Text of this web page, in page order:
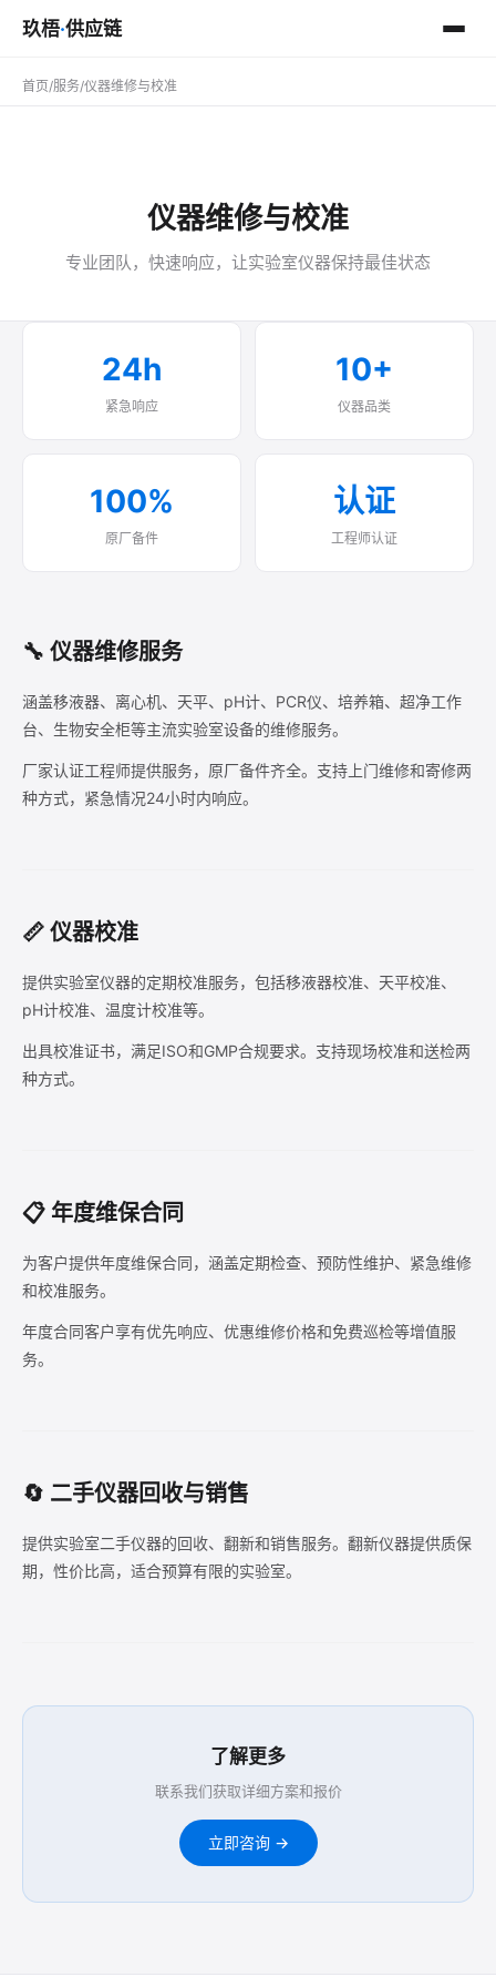
玖梧·供应链
首页/服务/仪器维修与校准
仪器维修与校准
专业团队，快速响应，让实验室仪器保持最佳状态
24h
紧急响应
10+
仪器品类
100%
原厂备件
认证
工程师认证
🔧 仪器维修服务
涵盖移液器、离心机、天平、pH计、PCR仪、培养箱、超净工作
台、生物安全柜等主流实验室设备的维修服务。
厂家认证工程师提供服务，原厂备件齐全。支持上门维修和寄修两
种方式，紧急情况24小时内响应。
📏 仪器校准
提供实验室仪器的定期校准服务，包括移液器校准、天平校准、
pH计校准、温度计校准等。
出具校准证书，满足ISO和GMP合规要求。支持现场校准和送检两
种方式。
📋 年度维保合同
为客户提供年度维保合同，涵盖定期检查、预防性维护、紧急维修
和校准服务。
年度合同客户享有优先响应、优惠维修价格和免费巡检等增值服
务。
🔄 二手仪器回收与销售
提供实验室二手仪器的回收、翻新和销售服务。翻新仪器提供质保
期，性价比高，适合预算有限的实验室。
了解更多
联系我们获取详细方案和报价
立即咨询 →